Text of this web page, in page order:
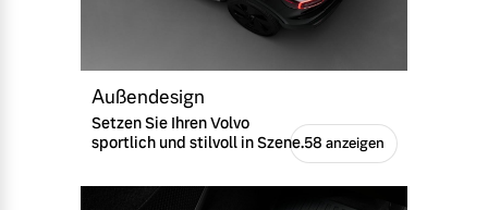
Außendesign
Setzen Sie Ihren Volvo
sportlich und stilvoll in Szene.58 anzeigen